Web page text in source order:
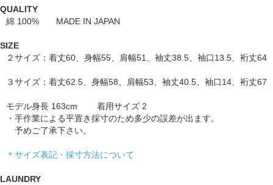
QUALITY
綿 100% MADE IN JAPAN
SIZE
２サイズ：着丈60、身幅55、肩幅51、袖丈38.5、袖口13.5、裄丈64
３サイズ：着丈62.5、身幅58、肩幅53、袖丈40.5、袖口14、裄丈67
モデル身長 163cm 着用サイズ 2
・手作業による平置き採寸のため多少の誤差が出ます。
予めご了承下さい。
＊サイズ表記・採寸方法について
LAUNDRY